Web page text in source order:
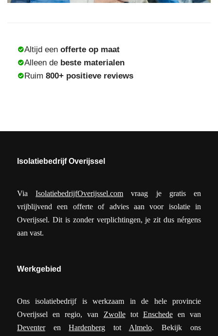
Altijd een offerte op maat
Alleen de beste materialen
Ruim 800+ positieve reviews
Isolatiebedrijf Overijssel
ViaIsolatiebedrijfOverijssel.com vraag je gratis en
vrijblijvend een offerte of advies aan voor isolatie in
Overijssel. Dit is zonder verplichtingen, je zit dus nérgens
aan vast.
Werkgebied
Ons isolatiebedrijf is werkzaam in de hele provincie
Overijssel en regio, van Zwolletot Enschedeen van
DeventerenHardenberg tot Almelo. Bekijk ons